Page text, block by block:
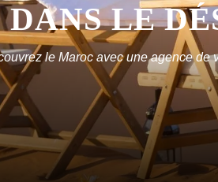
LE
le Maroc avec une agence de